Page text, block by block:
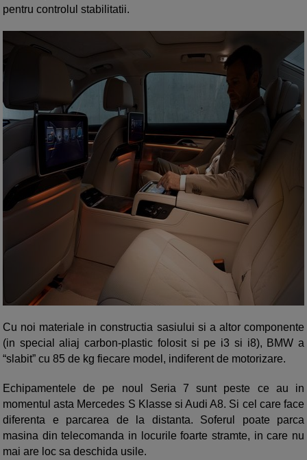
pentru controlul stabilitatii.
Cu noi materiale in constructia sasiului si a altor componente
(in special aliaj carbon-plastic folosit si pe i3 si i8), BMW a
“slabit” cu 85 de kg fiecare model, indiferent de motorizare.
Echipamentele de pe noul Seria 7 sunt peste ce au in
momentul asta Mercedes S Klasse si Audi A8. Si cel care face
diferenta e parcarea de la distanta. Soferul poate parca
masina din telecomanda in locurile foarte stramte, in care nu
mai are loc sa deschida usile.